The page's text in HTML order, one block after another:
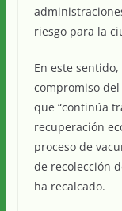
riesgo para la
En este
compromiso
que “continúa
recuperación
proceso de
de recolección
ha recalcado.